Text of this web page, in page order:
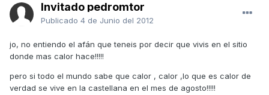
Invitado pedromtor
Publicado 4 de Junio del 2012
jo, no entiendo el afán que teneis por decir que vivis en el sitio
donde mas calor hace!!!!!
pero si todo el mundo sabe que calor , calor ,lo que es calor de
verdad se vive en la castellana en el mes de agosto!!!!!